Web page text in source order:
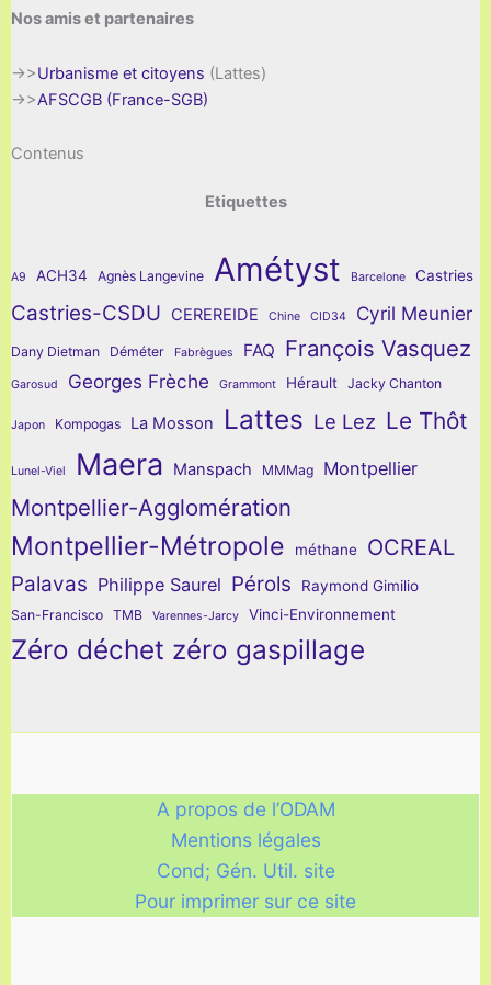
Nos amis et partenaires
->>Urbanisme et citoyens (Lattes)
->>AFSCGB (France-SGB)
Contenus
Etiquettes
A9 ACH34 Agnès Langevine Amétyst Barcelone Castries
Castries-CSDU CEREREIDE Chine CID34 Cyril Meunier
Dany Dietman Déméter Fabrègues FAQ François Vasquez
Garosud Georges Frèche Grammont Hérault Jacky Chanton
Japon Kompogas La Mosson Lattes Le Lez Le Thôt
Lunel-Viel Maera Manspach MMMag Montpellier
Montpellier-Agglomération
Montpellier-Métropole méthane OCREAL
Palavas Philippe Saurel Pérols Raymond Gimilio
San-Francisco TMB Varennes-Jarcy Vinci-Environnement
Zéro déchet zéro gaspillage
A propos de l’ODAM
Mentions légales
Cond; Gén. Util. site
Pour imprimer sur ce site